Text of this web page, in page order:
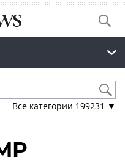
Все категории 199231 ▼